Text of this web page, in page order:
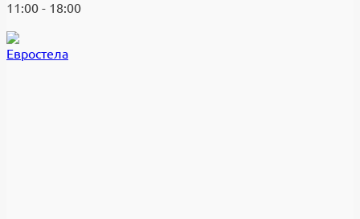
11:00 - 18:00